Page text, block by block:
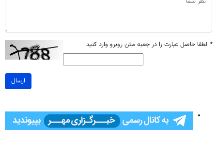
* لطفا حاصل عبارت را در جعبه متن روبرو وارد کنید
ارسال